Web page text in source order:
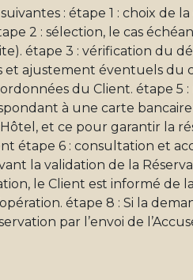
: étape 1 : choix de la
2 : sélection, le cas
étape 3 : vérification du
et ajustement éventuels du
du Client. étape 5
à une carte
et ce pour garantir la
étape 6 : consultation et
la validation de la
le Client est informé de
étape 8 : Si la
par l’envoi de